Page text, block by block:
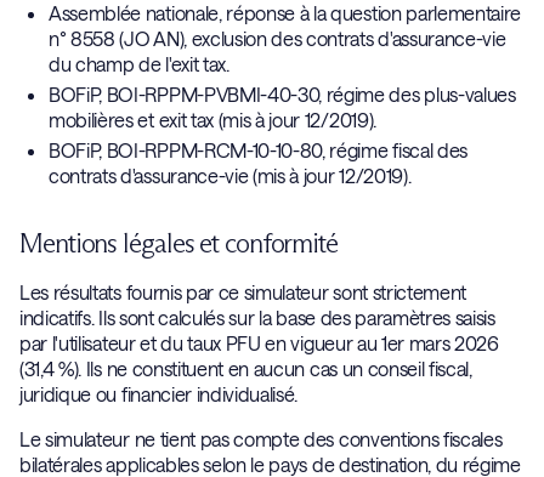
Assemblée nationale, réponse à la question parlementaire
n° 8558 (JO AN), exclusion des contrats d'assurance-vie
du champ de l'exit tax.
BOFiP, BOI-RPPM-PVBMI-40-30, régime des plus-values
mobilières et exit tax (mis à jour 12/2019).
BOFiP, BOI-RPPM-RCM-10-10-80, régime fiscal des
contrats d'assurance-vie (mis à jour 12/2019).
Mentions légales et conformité
Les résultats fournis par ce simulateur sont strictement
indicatifs. Ils sont calculés sur la base des paramètres saisis
par l'utilisateur et du taux PFU en vigueur au 1er mars 2026
(31,4 %). Ils ne constituent en aucun cas un conseil fiscal,
juridique ou financier individualisé.
Le simulateur ne tient pas compte des conventions fiscales
bilatérales applicables selon le pays de destination, du régime